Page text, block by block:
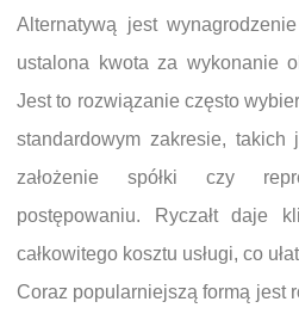
Alternatywą jest
ustalona kwota za wykonanie
Jest to rozwiązanie często
standardowym zakresie, takich
założenie spółki czy
postępowaniu. Ryczałt daje
całkowitego kosztu usługi, co
Coraz popularniejszą formą jest